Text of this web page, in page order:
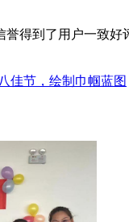
誉得到了用户一致好
佳节，绘制巾帼蓝图